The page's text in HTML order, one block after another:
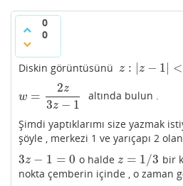
0
0
Diskin görüntüsünü z : z − 1 <
z: | −1|< 2
w =
2z
3z − 1
w=2z 3z−1 altında bulun .
Şimdi yaptıklarımı size yazmak
şöyle , merkezi 1 ve yarıçapı 2
3z − 1 = 0
3z−1= 0 o halde z = 1/3
z=1/ 3
bir
nokta çemberin içinde , o zaman